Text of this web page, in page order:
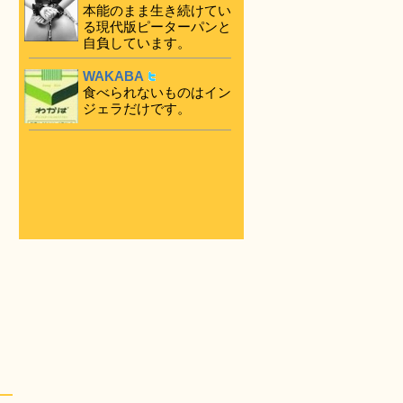
本能のまま生き続けてい
る現代版ピーターパンと
自負しています。
WAKABA
食べられないものはイン
ジェラだけです。